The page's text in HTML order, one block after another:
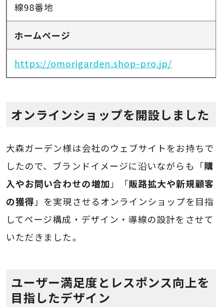
線98番地
ホームページ
https://omorigarden.shop-pro.jp/
オンラインショップを開設しました
大森ガーデン様は会社のウェブサイトをお持ちで
したので、ブランドイメージに沿いながらも「購
入やお問い合わせの増加」「販路拡大や新規顧客
の獲得」を実現させるオンラインショップを目指
してページ構成・デザイン・導線の設計をさせて
いただきました。
ユーザー満足度とレスポンス向上を
目指したデザイン